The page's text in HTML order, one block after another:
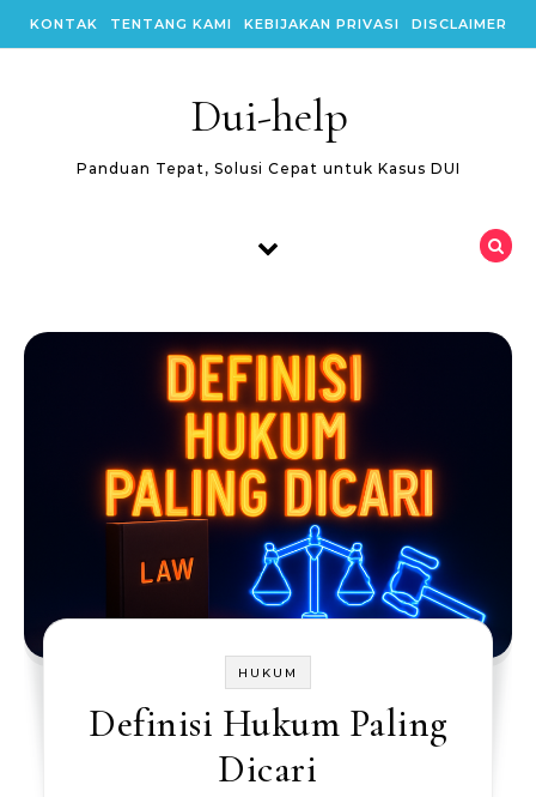
KONTAK TENTANG KAMI KEBIJAKAN PRIVASI DISCLAIMER
Dui-help
Panduan Tepat, Solusi Cepat untuk Kasus DUI
HUKUM
Definisi Hukum Paling
Dicari